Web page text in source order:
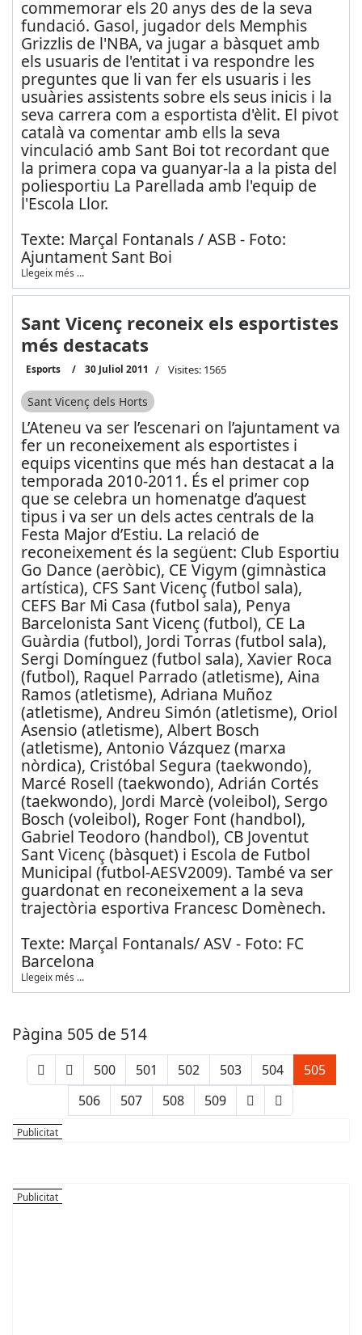
commemorar els 20 anys des de la seva
fundació. Gasol, jugador dels Memphis
Grizzlis de l'NBA, va jugar a bàsquet amb
els usuaris de l'entitat i va respondre les
preguntes que li van fer els usuaris i les
usuàries assistents sobre els seus inicis i la
seva carrera com a esportista d'èlit. El pivot
català va comentar amb ells la seva
vinculació amb Sant Boi tot recordant que
la primera copa va guanyar-la a la pista del
poliesportiu La Parellada amb l'equip de
l'Escola Llor.
Texte: Marçal Fontanals / ASB - Foto:
Ajuntament Sant Boi
Llegeix més …
Sant Vicenç reconeix els esportistes
més destacats
Esports 30 Juliol 2011 Visites: 1565
Sant Vicenç dels Horts
L’Ateneu va ser l’escenari on l’ajuntament va
fer un reconeixement als esportistes i
equips vicentins que més han destacat a la
temporada 2010-2011. És el primer cop
que se celebra un homenatge d’aquest
tipus i va ser un dels actes centrals de la
Festa Major d’Estiu. La relació de
reconeixement és la següent: Club Esportiu
Go Dance (aeròbic), CE Vigym (gimnàstica
artística), CFS Sant Vicenç (futbol sala),
CEFS Bar Mi Casa (futbol sala), Penya
Barcelonista Sant Vicenç (futbol), CE La
Guàrdia (futbol), Jordi Torras (futbol sala),
Sergi Domínguez (futbol sala), Xavier Roca
(futbol), Raquel Parrado (atletisme), Aina
Ramos (atletisme), Adriana Muñoz
(atletisme), Andreu Simón (atletisme), Oriol
Asensio (atletisme), Albert Bosch
(atletisme), Antonio Vázquez (marxa
nòrdica), Cristóbal Segura (taekwondo),
Marcé Rosell (taekwondo), Adrián Cortés
(taekwondo), Jordi Marcè (voleibol), Sergo
Bosch (voleibol), Roger Font (handbol),
Gabriel Teodoro (handbol), CB Joventut
Sant Vicenç (bàsquet) i Escola de Futbol
Municipal (futbol-AESV2009). També va ser
guardonat en reconeixement a la seva
trajectòria esportiva Francesc Domènech.
Texte: Marçal Fontanals/ ASV - Foto: FC
Barcelona
Llegeix més …
Pàgina 505 de 514
500 501 502 503 504
505
506
507 508 509